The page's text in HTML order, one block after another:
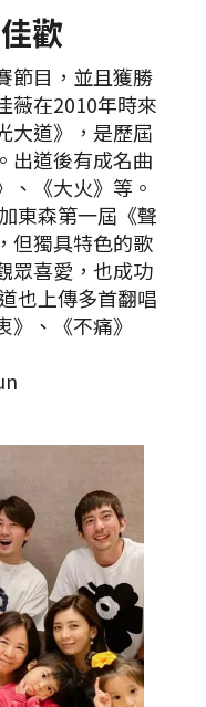
歡
節目，並且獲勝
薇在2010年時來
大道》，是歷屆
出道後有成名曲
、《大火》等。
東森第一屆《聲
但獨具特色的歌
眾喜愛，也成功
也上傳多首翻唱
、《不痛》